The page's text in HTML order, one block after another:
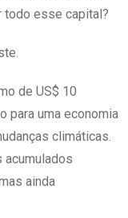
todo esse capital?
de US$ 10
para uma economia
climáticas.
acumulados
ainda